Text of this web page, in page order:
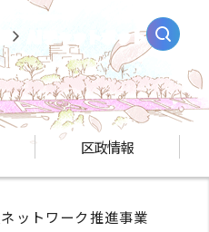
AIチャットボット
区政情報
ットワーク推進事業